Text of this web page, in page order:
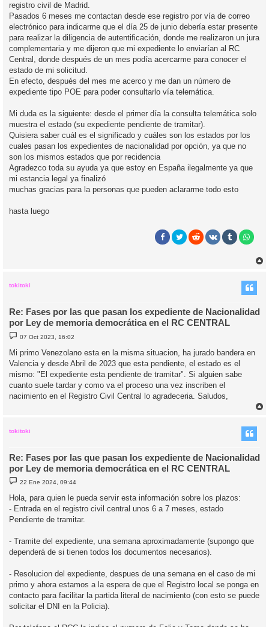
registro civil de Madrid.
Pasados 6 meses me contactan desde ese registro por vía de correo
electrónico para indicarme que el día 25 de junio debería estar presente
para realizar la diligencia de autentificación, donde me realizaron un jura
complementaria y me dijeron que mi expediente lo enviarían al RC
Central, donde después de un mes podía acercarme para conocer el
estado de mi solicitud.
En efecto, después del mes me acerco y me dan un número de
expediente tipo POE para poder consultarlo vía telemática.
Mi duda es la siguiente: desde el primer día la consulta telemática solo
muestra el estado (su expediente pendiente de tramitar).
Quisiera saber cuál es el significado y cuáles son los estados por los
cuales pasan los expedientes de nacionalidad por opción, ya que no
son los mismos estados que por recidencia
Agradezco toda su ayuda ya que estoy en España ilegalmente ya que
mi estancia legal ya finalizó
muchas gracias para la personas que pueden aclararme todo esto
hasta luego
tokitoki
Re: Fases por las que pasan los expediente de Nacionalidad
por Ley de memoria democrática en el RC CENTRAL
M
e
a
e
07 Oct 2023, 16:02
Mi primo Venezolano esta en la misma situacion, ha jurado bandera en
Valencia y desde Abril de 2023 que esta pendiente, el estado es el
mismo: "El expediente esta pendiente de tramitar". Si alguien sabe
cuanto suele tardar y como va el proceso una vez inscriben el
nacimiento en el Registro Civil Central lo agradeceria. Saludos,
tokitoki
Re: Fases por las que pasan los expediente de Nacionalidad
por Ley de memoria democrática en el RC CENTRAL
M
e
n
s
a
e
22 Ene 2024, 09:44
Hola, para quien le pueda servir esta información sobre los plazos:
- Entrada en el registro civil central unos 6 a 7 meses, estado
Pendiente de tramitar.
- Tramite del expediente, una semana aproximadamente (supongo que
dependerá de si tienen todos los documentos necesarios).
- Resolucion del expediente, despues de una semana en el caso de mi
primo y ahora estamos a la espera de que el Registro local se ponga en
contacto para facilitar la partida literal de nacimiento (con esto se puede
solicitar el DNI en la Policia).